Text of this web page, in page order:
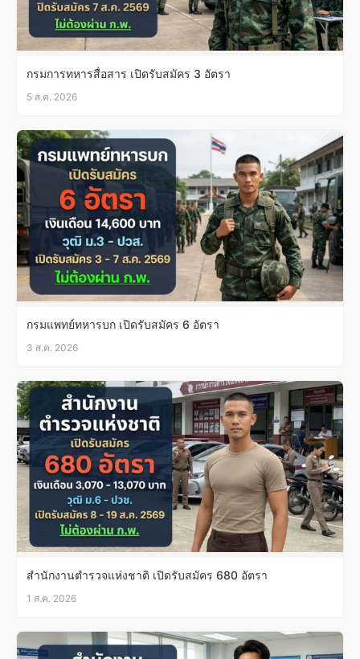
กรมการทหารสื่อสาร เปิดรับสมัคร 3 อัตรา
5 ส.ค. 2026
กรมแพทย์ทหารบก เปิดรับสมัคร 6 อัตรา
3 ส.ค. 2026
สำนักงานตำรวจแห่งชาติ เปิดรับสมัคร 680 อัตรา
1 ส.ค. 2026